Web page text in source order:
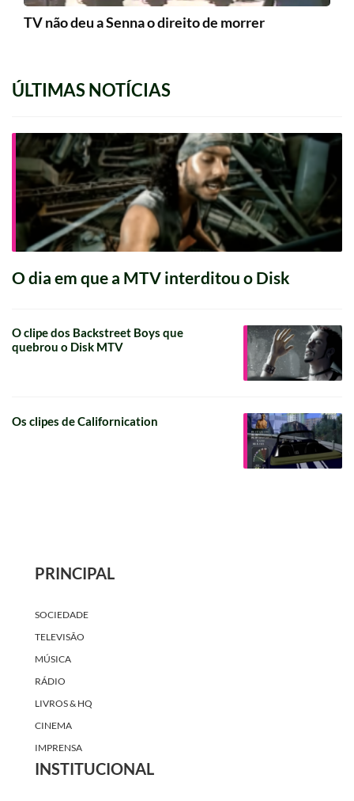
TV não deu a Senna o direito de morrer
ÚLTIMAS NOTÍCIAS
O dia em que a MTV interditou o Disk
O clipe dos Backstreet Boys que
quebrou o Disk MTV
Os clipes de Californication
PRINCIPAL
SOCIEDADE
TELEVISÃO
MÚSICA
RÁDIO
LIVROS & HQ
CINEMA
IMPRENSA
INSTITUCIONAL